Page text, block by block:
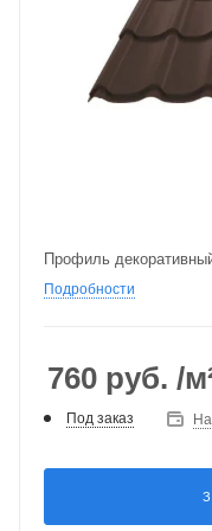
Профиль
Подробности
760 руб. /
Под заказ